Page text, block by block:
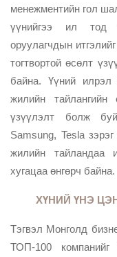
менежментийн гол
үүнийгээ ил тод
оруулагчдын
тогтвортой өсөлт
байна. Үүний
жилийн
үзүүлэлт болж
Samsung, Tesla
жилийн тайландаа
хугацаа өнгөрч байна.
ХҮНИЙ ҮНЭ
Тэгвэл Монголд
ТОП-100